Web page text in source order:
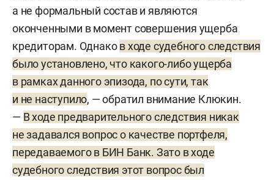
а не формальный состав и являются
оконченными в момент совершения ущерба
кредиторам. Однаков ходе судебного следствия
было установлено, что какого-либо ущерба
в рамках данного эпизода, по сути, так
и не наступило, — обратил внимание Клюкин.
— В ходе предварительного следствия никак
не задавался вопрос о качестве портфеля,
передаваемого в БИН Банк. Зато в ходе
судебного следствия этот вопрос был